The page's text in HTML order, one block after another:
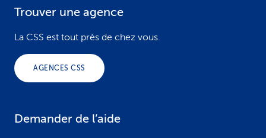
Trouver une agence
La CSS est tout près de chez vous.
AGENCES CSS
Demander de l’aide